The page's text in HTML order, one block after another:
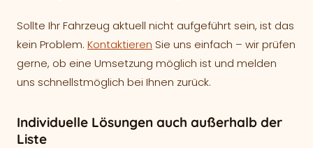
Sollte Ihr Fahrzeug aktuell nicht aufgeführt sein, ist das
kein Problem. Kontaktieren Sie uns einfach – wir prüfen
gerne, ob eine Umsetzung möglich ist und melden
uns schnellstmöglich bei Ihnen zurück.
Individuelle Lösungen auch außerhalb der
Liste